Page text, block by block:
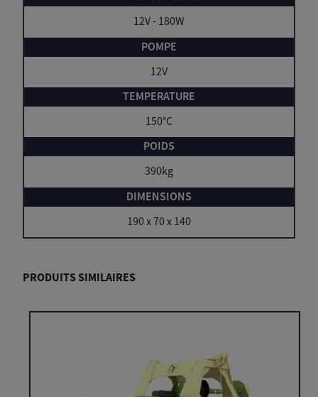
12V - 180W
12V
150°C
390kg
190 x 70 x 140
PRODUITS SIMILAIRES